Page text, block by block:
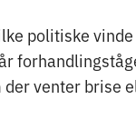
politiske
der venter brise